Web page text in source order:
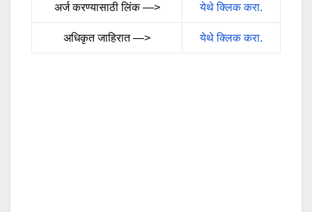
अर्ज करण्यासाठी लिंक —> येथे क्लिक करा.
अधिकृत जाहिरात —> येथे क्लिक करा.